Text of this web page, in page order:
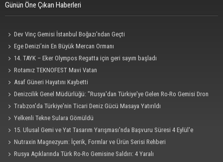
Günün Öne Çıkan Haberleri
Dev Vinç Gemisi İstanbul Boğazı'ndan Geçti
Ege Denizi’nin En Büyük Mercan Ormanı
14. TAYK – Eker Olympos Regatta için geri sayım başladı
Rotamız TEKNOFEST Mavi Vatan
Asaf Güneri Hayatını Kaybetti
Denizcilik Genel Müdürlüğü: "Rusya'dan Türkiye'ye Gelen Ro-Ro Gemisi Dron
Saldırısına Uğradı"
Trabzon'da Türkiye'nin Ticari Deniz Gücü Masaya Yatırıldı
Yelkenli Tekne Sulara Gömüldü
15. Ulusal Gemi ve Yat Tasarım Yarışması'nda Başvuru Süresi 4 Eylül'e
Uzatıldı
Nutraxin Magnezyum: İçerik, Formlar ve Ürün Serisi Rehberi
Rusya Açıklarında Türk Ro-Ro Gemisine Saldırı: 4 Yaralı